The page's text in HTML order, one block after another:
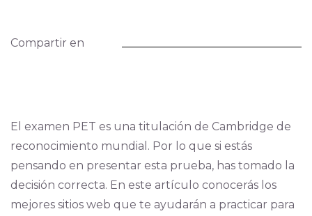
Compartir en
El examen PET es una titulación de Cambridge de
reconocimiento mundial. Por lo que si estás
pensando en presentar esta prueba, has tomado la
decisión correcta. En este artículo conocerás los
mejores sitios web que te ayudarán a practicar para